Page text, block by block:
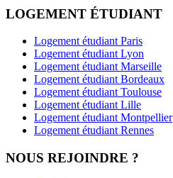
LOGEMENT ÉTUDIANT
Logement étudiant Paris
Logement étudiant Lyon
Logement étudiant Marseille
Logement étudiant Bordeaux
Logement étudiant Toulouse
Logement étudiant Lille
Logement étudiant Montpellier
Logement étudiant Rennes
NOUS REJOINDRE ?